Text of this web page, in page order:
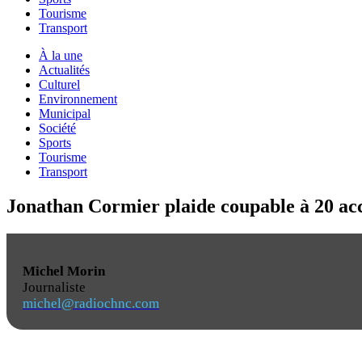
Tourisme
Transport
À la une
Actualités
Culturel
Environnement
Municipal
Société
Sports
Tourisme
Transport
Jonathan Cormier plaide coupable à 20
Michel Morin
Journaliste
michel@radiochnc.com